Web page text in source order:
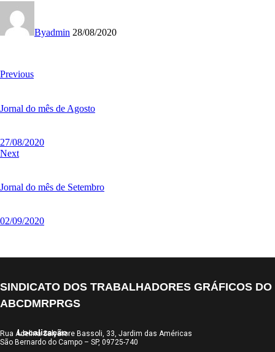
Byadmin 28/08/2020
Previous
Jornal do mês de Agosto
27/08/2020
Next
Jornal do mês de Setembro
02/09/2020
SINDICATO DOS TRABALHADORES GRÁFICOS DO
ABCDMRPRGS
Localização
Rua Adelina Salvatore Bassoli, 33, Jardim das Américas
São Bernardo do Campo – SP, 09725-740